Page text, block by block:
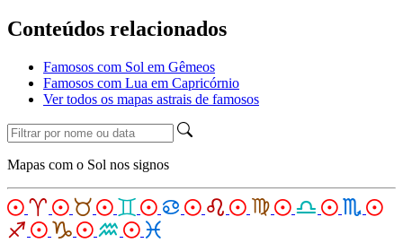
Conteúdos relacionados
Famosos com Sol em Gêmeos
Famosos com Lua em Capricórnio
Ver todos os mapas astrais de famosos
Mapas com o Sol nos signos